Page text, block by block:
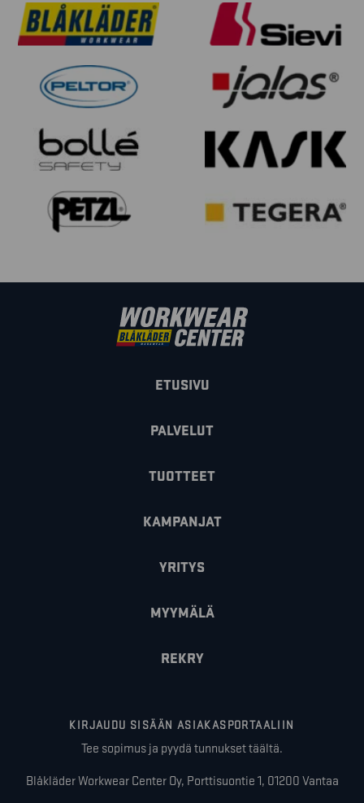
ETUSIVU
PALVELUT
TUOTTEET
KAMPANJAT
YRITYS
MYYMÄLÄ
REKRY
KIRJAUDU SISÄÄN ASIAKASPORTAALIIN
Tee sopimus ja pyydä tunnukset täältä.
Blåkläder Workwear Center Oy, Porttisuontie 1, 01200 Vantaa